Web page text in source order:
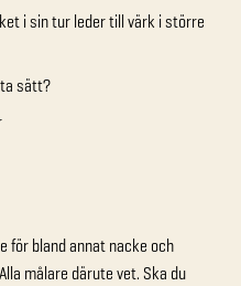
i sin tur leder till värk i större
sätt?
för bland annat nacke och
målare därute vet. Ska du